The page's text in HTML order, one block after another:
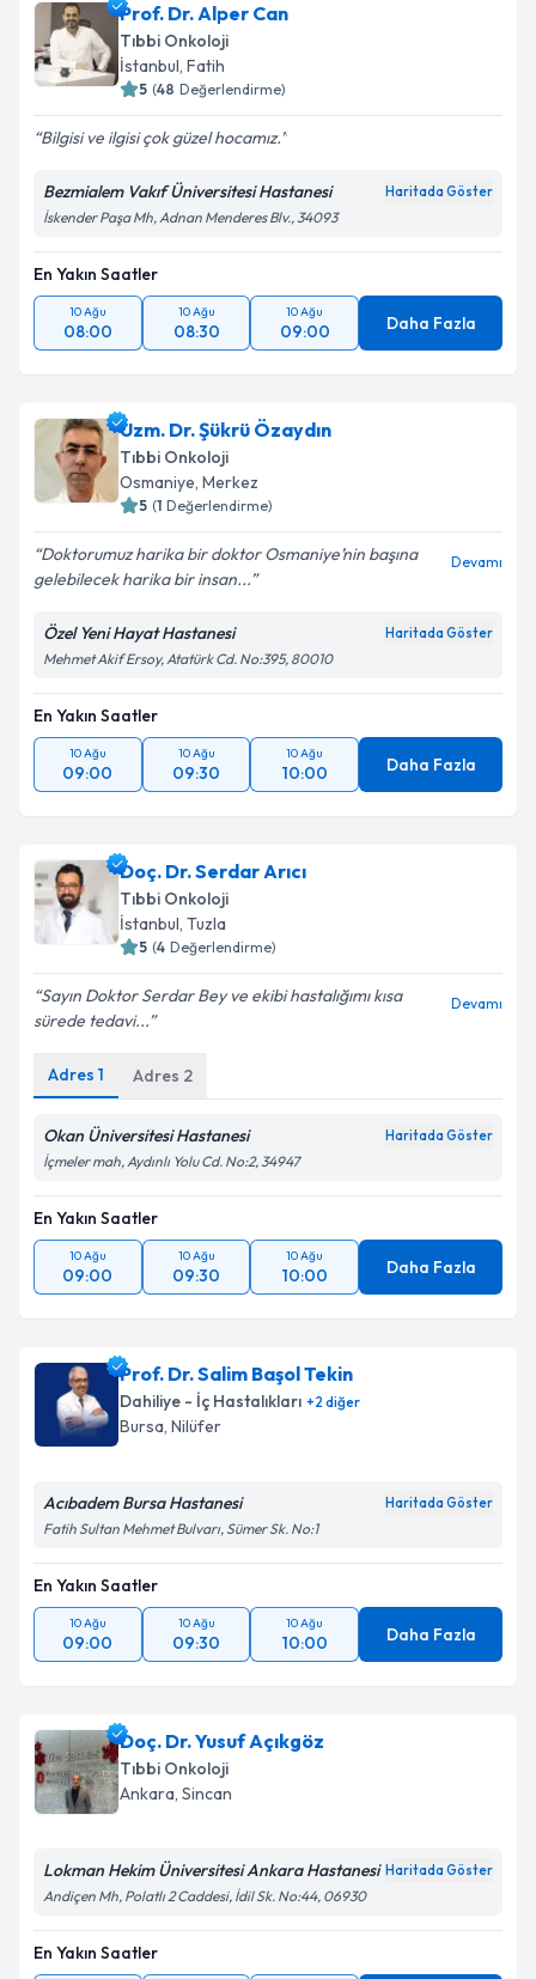
Prof. Dr. Alper Can
Tıbbi Onkoloji
İstanbul, Fatih
5 (48 Değerlendirme)
Bilgisi ve ilgisi çok güzel hocamız.
Bezmialem Vakıf Üniversitesi Hastanesi Haritada Göster
İskender Paşa Mh, Adnan Menderes Blv., 34093
En Yakın Saatler
10 Ağu
08:00
10 Ağu
08:30
10 Ağu
09:00 Daha Fazla
Uzm. Dr. Şükrü Özaydın
Tıbbi Onkoloji
Osmaniye, Merkez
5 (1 Değerlendirme)
Doktorumuz harika bir doktor Osmaniye’nin başına
gelebilecek harika bir insan...
Devamı
Özel Yeni Hayat Hastanesi Haritada Göster
Mehmet Akif Ersoy, Atatürk Cd. No:395, 80010
En Yakın Saatler
10 Ağu
09:00
10 Ağu
09:30
10 Ağu
10:00 Daha Fazla
Doç. Dr. Serdar Arıcı
Tıbbi Onkoloji
İstanbul, Tuzla
5 (4 Değerlendirme)
Sayın Doktor Serdar Bey ve ekibi hastalığımı kısa
sürede tedavi...
Devamı
Adres 1 Adres 2
Okan Üniversitesi Hastanesi Haritada Göster
İçmeler mah, Aydınlı Yolu Cd. No:2, 34947
En Yakın Saatler
10 Ağu
09:00
10 Ağu
09:30
10 Ağu
10:00 Daha Fazla
Prof. Dr. Salim Başol Tekin
Dahiliye - İç Hastalıkları +2 diğer
Bursa, Nilüfer
Acıbadem Bursa Hastanesi Haritada Göster
Fatih Sultan Mehmet Bulvarı, Sümer Sk. No:1
En Yakın Saatler
10 Ağu
09:00
10 Ağu
09:30
10 Ağu
10:00 Daha Fazla
Doç. Dr. Yusuf Açıkgöz
Tıbbi Onkoloji
Ankara, Sincan
Lokman Hekim Üniversitesi Ankara Hastanesi Haritada Göster
Andiçen Mh, Polatlı 2 Caddesi, İdil Sk. No:44, 06930
En Yakın Saatler